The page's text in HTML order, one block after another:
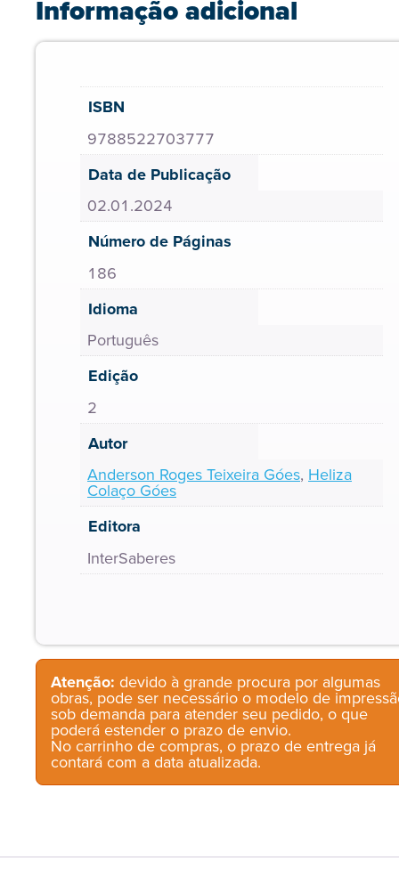
Informação adicional
ISBN
9788522703777
Data de Publicação
02.01.2024
Número de Páginas
186
Idioma
Português
Edição
2
Autor
Anderson Roges Teixeira Góes, Heliza
Colaço Góes
Editora
InterSaberes
Atenção: devido à grande procura por algumas
obras, pode ser necessário o modelo de
sob demanda para atender seu pedido, o que
poderá estender o prazo de envio.
No carrinho de compras, o prazo de entrega já
contará com a data atualizada.